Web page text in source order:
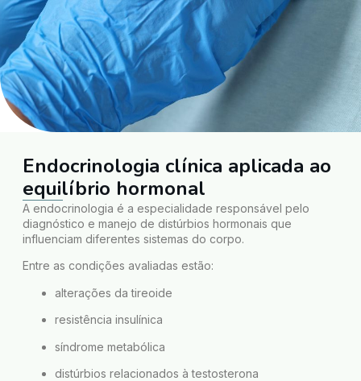
Endocrinologia clínica aplicada ao
equilíbrio hormonal
A endocrinologia é a especialidade responsável pelo
diagnóstico e manejo de distúrbios hormonais que
influenciam diferentes sistemas do corpo.
Entre as condições avaliadas estão:
alterações da tireoide
resistência insulínica
síndrome metabólica
distúrbios relacionados à testosterona